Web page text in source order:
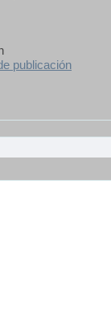
publicación